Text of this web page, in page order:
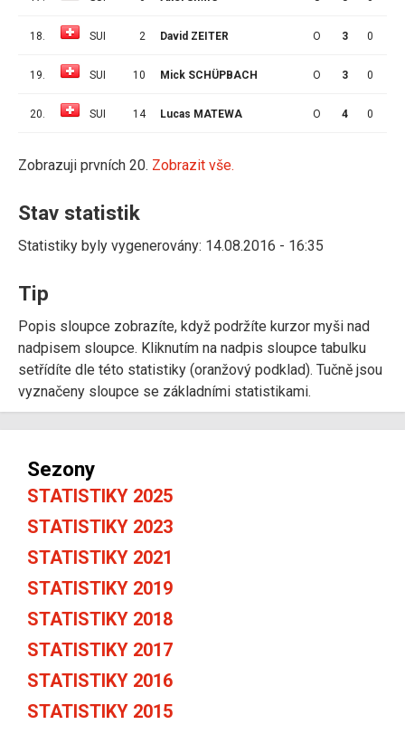
18. SUI 2 David ZEITER O 3 0
19. SUI 10 Mick SCHÜPBACH O 3 0
20. SUI 14 Lucas MATEWA O 4 0
Zobrazuji prvních 20. Zobrazit vše.
Stav statistik
Statistiky byly vygenerovány: 14.08.2016 - 16:35
Tip
Popis sloupce zobrazíte, když podržíte kurzor myši nad
nadpisem sloupce. Kliknutím na nadpis sloupce tabulku
setřídíte dle této statistiky (oranžový podklad). Tučně jsou
vyznačeny sloupce se základními statistikami.
Sezony
STATISTIKY 2025
STATISTIKY 2023
STATISTIKY 2021
STATISTIKY 2019
STATISTIKY 2018
STATISTIKY 2017
STATISTIKY 2016
STATISTIKY 2015